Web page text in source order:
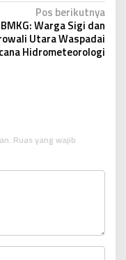
Pos berikutnya
BMKG: Warga Sigi dan
Utara Waspadai
Hidrometeorologi
Ruas yang wajib